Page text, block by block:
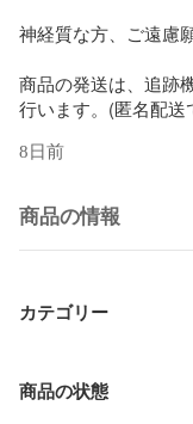
神経質な方、ご遠慮
商品の発送は、追跡
行います。(匿名配送
9784627015500-051-aa
8日前
商品の情報
カテゴリー
商品の状態